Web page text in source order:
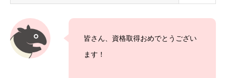
社内勉強会
社内イベント
福利厚生
皆さん、資格取得おめでとうござい
ます！